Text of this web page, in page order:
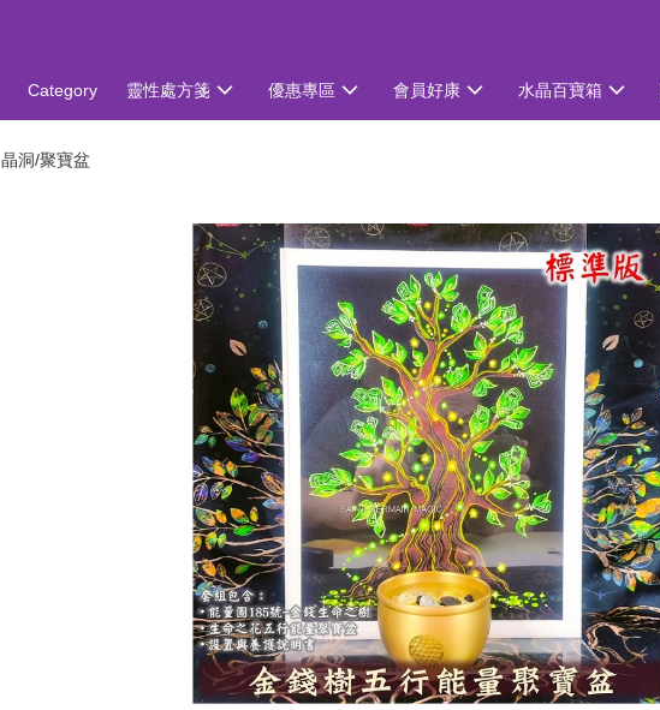
Category 靈性處方箋 優惠專區 會員好康 水晶百寶箱
晶洞/聚寶盆